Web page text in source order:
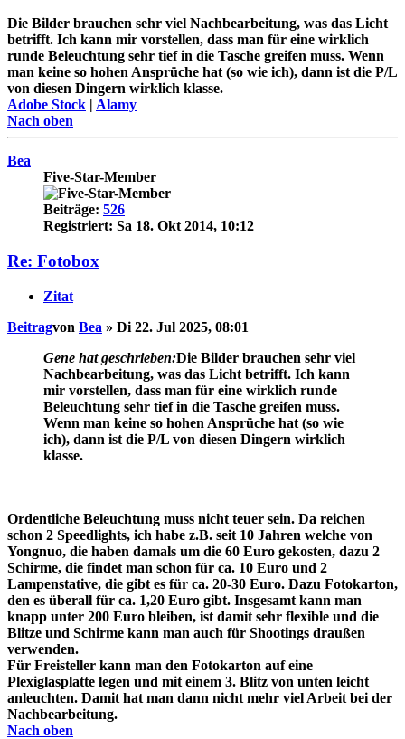
Die Bilder brauchen sehr viel Nachbearbeitung, was das Licht
betrifft. Ich kann mir vorstellen, dass man für eine wirklich
runde Beleuchtung sehr tief in die Tasche greifen muss. Wenn
man keine so hohen Ansprüche hat (so wie ich), dann ist die P/L
von diesen Dingern wirklich klasse.
Adobe Stock | Alamy
Nach oben
Bea
Five-Star-Member
Beiträge: 526
Registriert: Sa 18. Okt 2014, 10:12
Re: Fotobox
Zitat
Beitragvon Bea » Di 22. Jul 2025, 08:01
Gene hat geschrieben:Die Bilder brauchen sehr viel
Nachbearbeitung, was das Licht betrifft. Ich kann
mir vorstellen, dass man für eine wirklich runde
Beleuchtung sehr tief in die Tasche greifen muss.
Wenn man keine so hohen Ansprüche hat (so wie
ich), dann ist die P/L von diesen Dingern wirklich
klasse.
Ordentliche Beleuchtung muss nicht teuer sein. Da reichen
schon 2 Speedlights, ich habe z.B. seit 10 Jahren welche von
Yongnuo, die haben damals um die 60 Euro gekosten, dazu 2
Schirme, die findet man schon für ca. 10 Euro und 2
Lampenstative, die gibt es für ca. 20-30 Euro. Dazu Fotokarton,
den es überall für ca. 1,20 Euro gibt. Insgesamt kann man
knapp unter 200 Euro bleiben, ist damit sehr flexible und die
Blitze und Schirme kann man auch für Shootings draußen
verwenden.
Für Freisteller kann man den Fotokarton auf eine
Plexiglasplatte legen und mit einem 3. Blitz von unten leicht
anleuchten. Damit hat man dann nicht mehr viel Arbeit bei der
Nachbearbeitung.
Nach oben